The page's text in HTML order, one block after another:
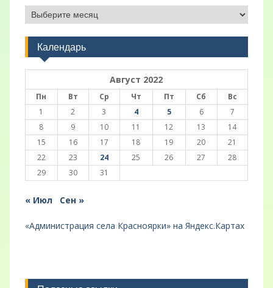
Архивы
Календарь
Август 2022
Пн Вт Ср Чт Пт Сб
Вс
1
2 3 4 5 6
7
8
9 10 11 12 13
14
15
16 17 18 19 20
21
22
23 24 25 26 27
28
29
30 31
« Июл Сен »
«Администрация села Красноярки» на Яндекс.Картах